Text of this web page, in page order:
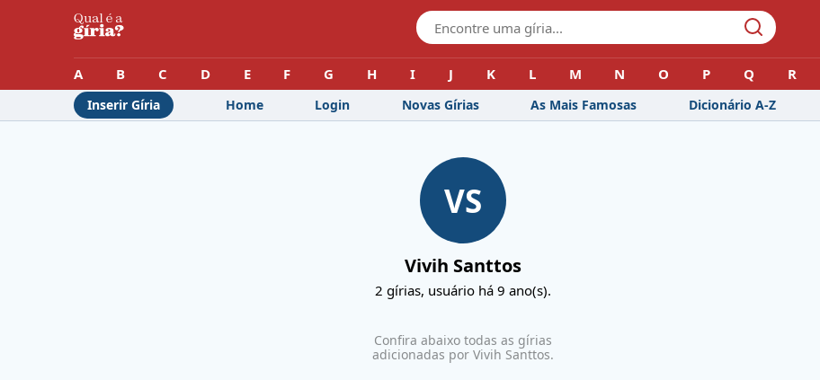
A B C D E F G H I J K L M N O P Q R
Inserir Gíria Home Login Novas Gírias As Mais Famosas Dicionário A-Z
VS
Vivih Santtos
2 gírias, usuário há 9 ano(s).
Confira abaixo todas as gírias
adicionadas por Vivih Santtos.